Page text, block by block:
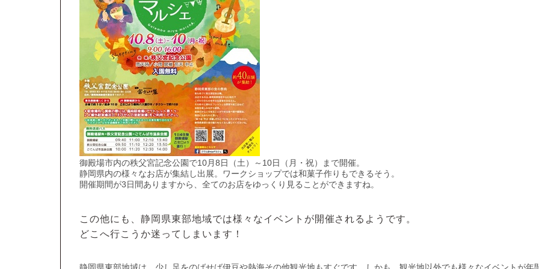
御殿場市内の秩父宮記念公園で10月8日（土）～10日（月・祝）まで開催。
静岡県内の様々なお店が集結し出展。ワークショップでは和菓子作りもできるそう。
開催期間が3日間ありますから、全てのお店をゆっくり見ることができますね。
この他にも、静岡県東部地域では様々なイベントが開催されるようです。
どこへ行こうか迷ってしまいます！